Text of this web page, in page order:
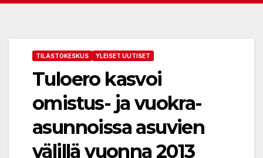
TILASTOKESKUS YLEISET UUTISET
Tuloero kasvoi
omistus- ja vuokra-
asunnoissa asuvien
välillä vuonna 2013